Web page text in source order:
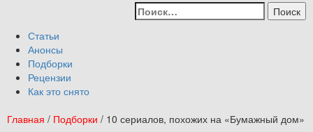
содержимому
Menu Статьи
Анонсы
Подборки
Рецензии
Как это снято
Найти:
Главная / Подборки / 10 сериалов, похожих на «Бумажный дом»